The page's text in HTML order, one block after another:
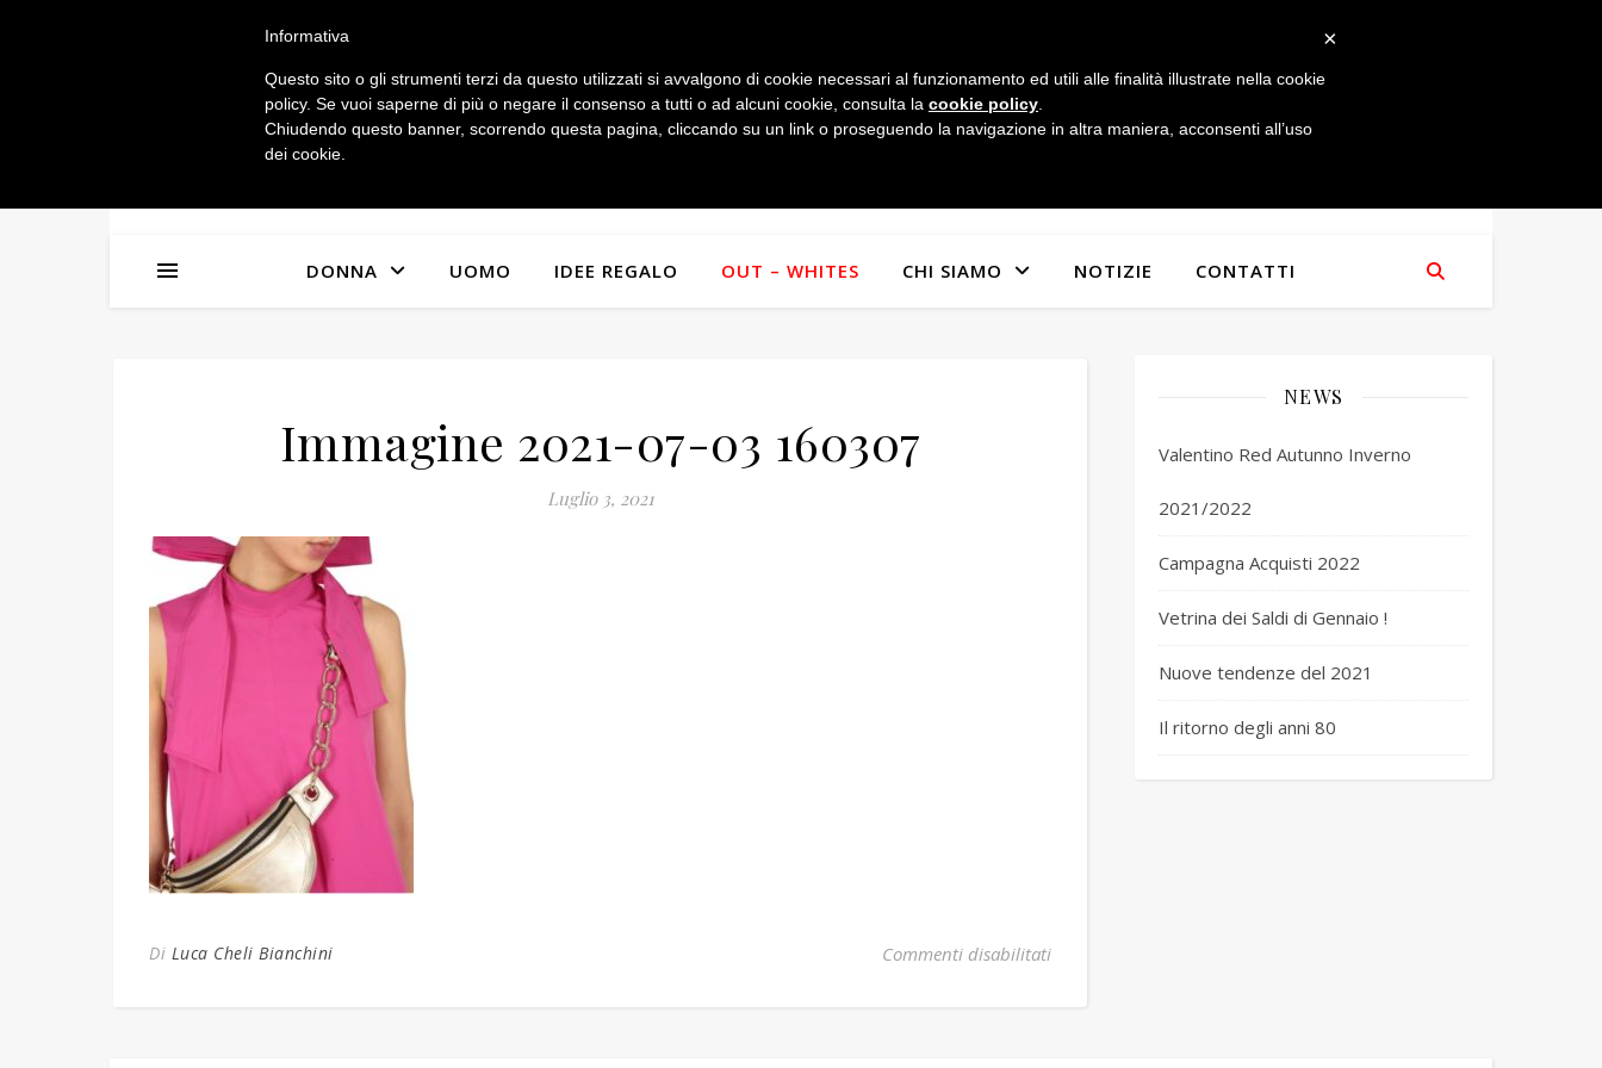
IL MIO ACCOUNT
DONNA UOMO IDEE REGALO OUT – WHITES CHI SIAMO NOTIZIE CONTATTI
Immagine 2021-07-03 160307
Luglio 3, 2021
Di Luca Cheli Bianchini Commenti disabilitatisu Immagine 2021-07-03 160307
NEWS
Valentino Red Autunno Inverno
2021/2022
Campagna Acquisti 2022
Vetrina dei Saldi di Gennaio !
Nuove tendenze del 2021
Il ritorno degli anni 80
×
Informativa
Questo sito o gli strumenti terzi da questo utilizzati si avvalgono di cookie necessari al funzionamento ed utili alle finalità illustrate nella cookie
policy. Se vuoi saperne di più o negare il consenso a tutti o ad alcuni cookie, consulta la cookie policy
Chiudendo questo banner, scorrendo questa pagina, cliccando su un link o proseguendo la navigazione in altra maniera, acconsenti all’uso
dei cookie.